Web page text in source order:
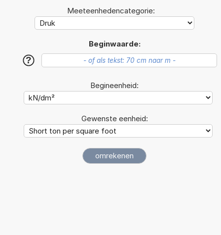
Meeteenhedencategorie:
Beginwaarde:
?
Begineenheid:
Gewenste eenheid: